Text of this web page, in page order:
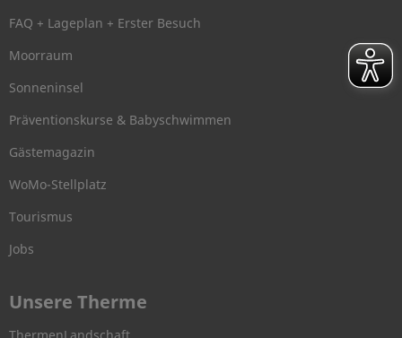
FAQ + Lageplan + Erster Besuch
Moorraum
Sonneninsel
Präventionskurse & Babyschwimmen
Gästemagazin
WoMo-Stellplatz
Tourismus
Jobs
Unsere Therme
ThermenLandschaft